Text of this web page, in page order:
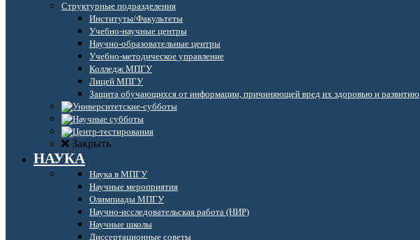
Структурные подразделения
Институты/Факультеты
Учебно-научные центры
Научно-образовательные центры
Учебно-методическое управление
Колледж МПГУ
Лицей МПГУ
Защита обучающихся от информации, причиняющей вред их здоровью и развитию
Закрыть
НАУКА
Наука в МПГУ
Научные мероприятия
Олимпиады МПГУ
Научно-исследовательская работа (НИР)
Научные школы
Диссертационные советы